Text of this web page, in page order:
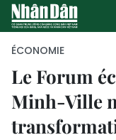
ÉCONOMIE
Le Forum
Minh-Ville